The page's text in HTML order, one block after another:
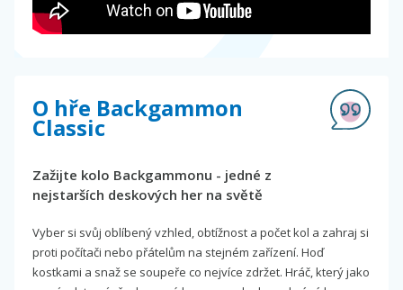
O hře Backgammon
Classic
Zažijte kolo Backgammonu - jedné z
nejstarších deskových her na světě
Vyber si svůj oblíbený vzhled, obtížnost a počet kol a zahraj si
proti počítači nebo přátelům na stejném zařízení. Hoď
kostkami a snaž se soupeře co nejvíce zdržet. Hráč, který jako